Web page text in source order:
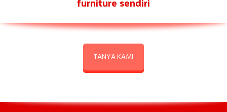
TANYA KAMI